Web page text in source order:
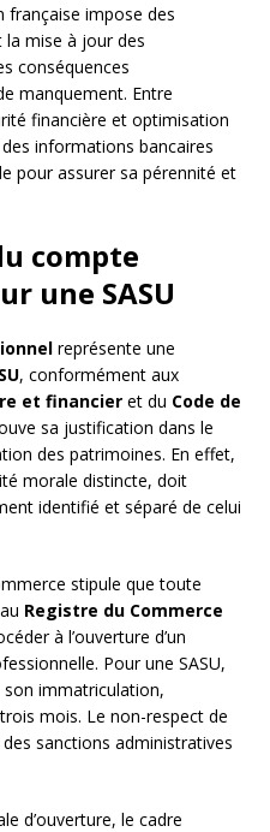
française impose des
mise à jour des
conséquences
manquement. Entre
financière et optimisation
informations bancaires
pour assurer sa pérennité et
compte
une SASU
représente une
, conformément aux
et financier et du Code de
sa justification dans le
des patrimoines. En effet,
morale distincte, doit
identifié et séparé de celui
stipule que toute
Registre du Commerce
à l’ouverture d’un
Pour une SASU,
immatriculation,
mois. Le non-respect de
sanctions administratives
d’ouverture, le cadre